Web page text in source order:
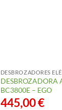
DESBROZADORES
DESBROZADORA
BC3800E – EGO
445,00€